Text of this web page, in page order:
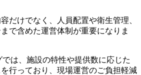
だけでなく、人員配置や衛生管理、
で含めた運営体制が重要になりま
は、施設の特性や提供数に応じた
行っており、現場運営のご負担軽減